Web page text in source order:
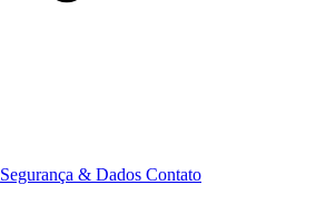
Segurança & Dados Contato